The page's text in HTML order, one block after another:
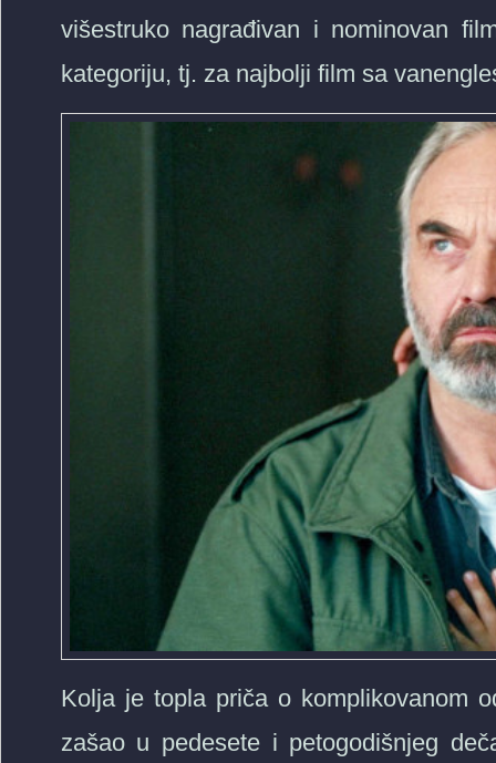
višestruko nagrađivan i nominovan
kategoriju, tj. za najbolji film sa
Kolja je topla priča o komplikovanom
zašao u pedesete i petogodišnjeg